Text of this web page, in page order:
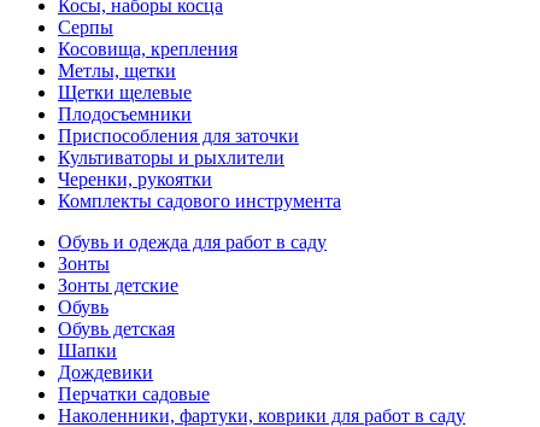
Косы, наборы косца
Серпы
Косовища, крепления
Метлы, щетки
Щетки щелевые
Плодосъемники
Приспособления для заточки
Культиваторы и рыхлители
Черенки, рукоятки
Комплекты садового инструмента
Обувь и одежда для работ в саду
Зонты
Зонты детские
Обувь
Обувь детская
Шапки
Дождевики
Перчатки садовые
Наколенники, фартуки, коврики для работ в саду